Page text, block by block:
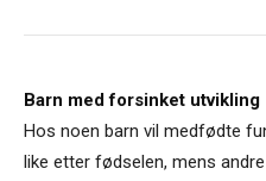
Barn med forsinket utvikling
Hos noen barn vil medfødte
like etter fødselen, mens